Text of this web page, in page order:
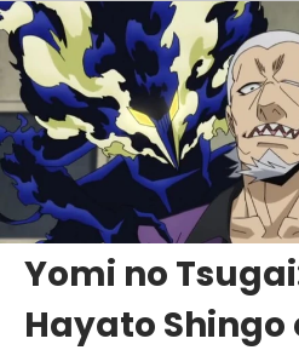
Yomi no
Hayato Shingo